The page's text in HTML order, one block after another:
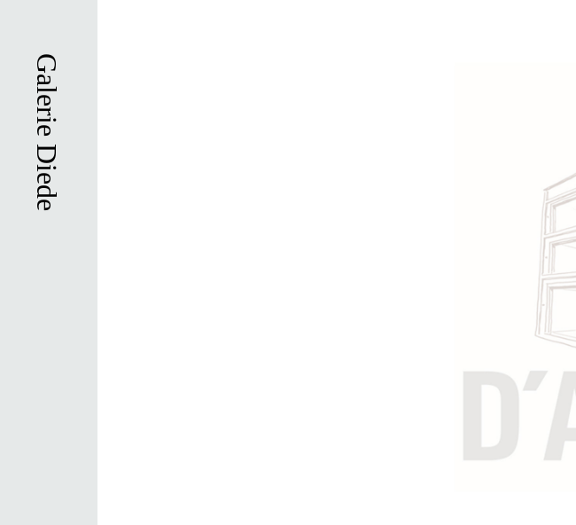
Galerie Diede